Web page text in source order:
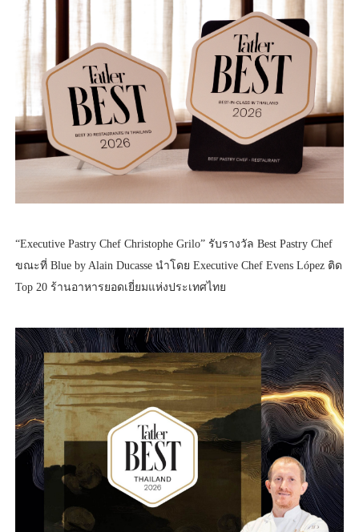
“Executive Pastry Chef Christophe Grilo” รับรางวัล Best Pastry Chef
ขณะที่ Blue by Alain Ducasse นำโดย Executive Chef Evens López ติด
Top 20 ร้านอาหารยอดเยี่ยมแห่งประเทศไทย